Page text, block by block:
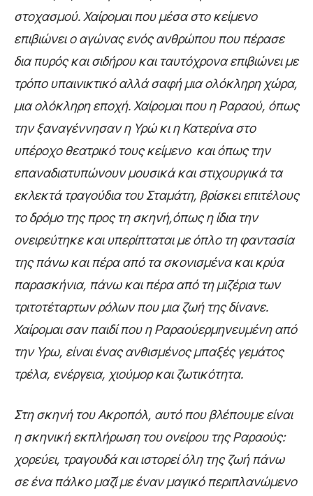
στοχασμού. Χαίρομαι που μέσα στο κείμενο
επιβιώνει ο αγώνας ενός ανθρώπου που πέρασε
δια πυρός και σιδήρου και ταυτόχρονα επιβιώνει με
τρόπο υπαινικτικό αλλά σαφή μια ολόκληρη χώρα,
μια ολόκληρη εποχή. Χαίρομαι που η Ραραού, όπως
την ξαναγέννησαν η Υρώ κι η Κατερίνα στο
υπέροχο θεατρικό τους κείμενο και όπως την
επαναδιατυπώνουν μουσικά και στιχουργικά τα
εκλεκτά τραγούδια του Σταμάτη, βρίσκει επιτέλους
το δρόμο της προς τη σκηνή,όπως η ίδια την
ονειρεύτηκε και υπερίπταται με όπλο τη φαντασία
της πάνω και πέρα από τα σκονισμένα και κρύα
παρασκήνια, πάνω και πέρα από τη μιζέρια των
τριτοτέταρτων ρόλων που μια ζωή της δίνανε.
Χαίρομαι σαν παιδί που η Ραραούερμηνευμένη από
την Υρω, είναι ένας ανθισμένος μπαξές γεμάτος
τρέλα, ενέργεια, χιούμορ και ζωτικότητα.
Στη σκηνή του Ακροπόλ, αυτό που βλέπουμε είναι
η σκηνική εκπλήρωση του ονείρου της Ραραούς:
χορεύει, τραγουδά και ιστορεί όλη της ζωή πάνω
σε ένα πάλκο μαζί με έναν μαγικό περιπλανώμενο